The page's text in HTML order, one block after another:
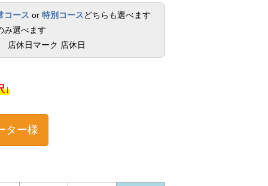
コース or 特別コースどちらも選べます
み選べます
店休日
↓
ター様